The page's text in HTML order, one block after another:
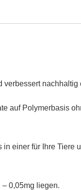
auf Polymerbasis
einer für Ihre Tiere
0,05mg liegen.